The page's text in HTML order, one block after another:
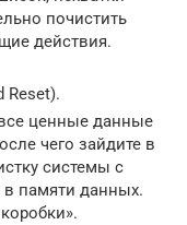
почистить
действия.
Reset).
ценные данные
чего зайдите в
системы с
памяти данных.